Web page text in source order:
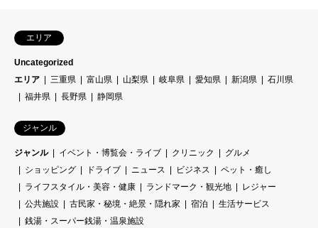
エリア
Uncategorized
エリア
三重県 富山県 山梨県 岐阜県 愛知県 新潟県
石川県
福井県
長野県 静岡県
ジャンル
ジャンル イベント・博覧会・ライブ クリニック
グルメ
ショッピング
ドライブ ニュース ビジネス
ペット・癒し
ライフスタイル・美容・健康
ランドマーク・観光地
レジャー
公共施設
古民家・秘境・絶景・隠れ家 宿泊
生活サービス
銭湯・スーパー銭湯・温泉施設